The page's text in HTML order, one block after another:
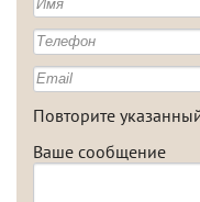
Повторите
Ваше сообщение